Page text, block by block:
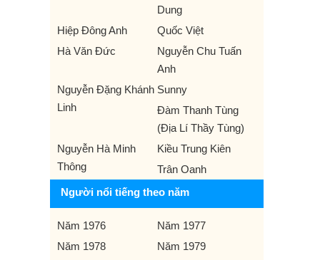
Dung
Hiệp Đông Anh
Quốc Việt
Hà Văn Đức
Nguyễn Chu Tuấn
Anh
Nguyễn Đặng Khánh
Linh
Sunny
Đàm Thanh Tùng
(Địa Lí Thầy Tùng)
Nguyễn Hà Minh
Thông
Kiều Trung Kiên
Trân Oanh
Người nổi tiếng theo năm
Năm 1976
Năm 1977
Năm 1978
Năm 1979